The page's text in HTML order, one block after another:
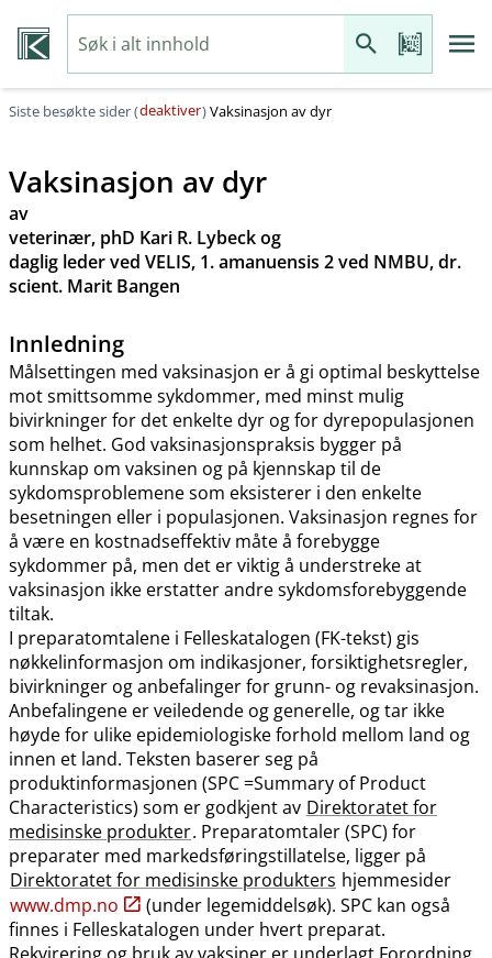
Siste besøkte sider (deaktiver)Vaksinasjon av dyr
Vaksinasjon av dyr
av
veterinær, phD Kari R. Lybeck og
daglig leder ved VELIS, 1. amanuensis 2 ved NMBU, dr.
scient. Marit Bangen
Innledning
Målsettingen med vaksinasjon er å gi optimal beskyttelse
mot smittsomme sykdommer, med minst mulig
bivirkninger for det enkelte dyr og for dyrepopulasjonen
som helhet. God vaksinasjonspraksis bygger på
kunnskap om vaksinen og på kjennskap til de
sykdomsproblemene som eksisterer i den enkelte
besetningen eller i populasjonen. Vaksinasjon regnes for
å være en kostnadseffektiv måte å forebygge
sykdommer på, men det er viktig å understreke at
vaksinasjon ikke erstatter andre sykdomsforebyggende
tiltak.
I preparatomtalene i Felleskatalogen (FK-tekst) gis
nøkkelinformasjon om indikasjoner, forsiktighetsregler,
bivirkninger og anbefalinger for grunn- og revaksinasjon.
Anbefalingene er veiledende og generelle, og tar ikke
høyde for ulike epidemiologiske forhold mellom land og
innen et land. Teksten baserer seg på
produktinformasjonen (SPC =Summary of Product
Characteristics) som er godkjent av Direktoratet for
medisinske produkter. Preparatomtaler (SPC) for
preparater med markedsføringstillatelse, ligger på
Direktoratet for medisinske produkters hjemmesider
www.dmp.no
(under legemiddelsøk). SPC kan også
finnes i Felleskatalogen under hvert preparat.